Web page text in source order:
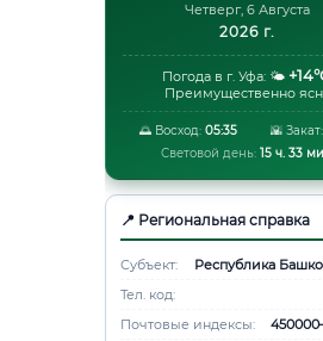
Четверг, 6 Августа
2026 г.
Погода в г. Уфа: 🌤️
Преимущественно
🌅 Восход: 05:35 🌇 Закат:
Световой день: 15 ч. 33
📍 Региональная справка
Субъект:
Республика
Тел. код:
Почтовые индексы: